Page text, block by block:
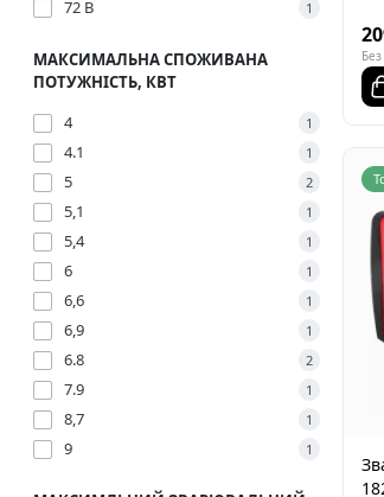
72 В 1
МАКСИМАЛЬНА СПОЖИВАНА
ПОТУЖНІСТЬ, КВТ
4
1
4.1 1
5 2
5,1 1
5,4 1
6 1
6,6 1
6,9 1
6.8 2
7.9 1
8,7 1
9 1